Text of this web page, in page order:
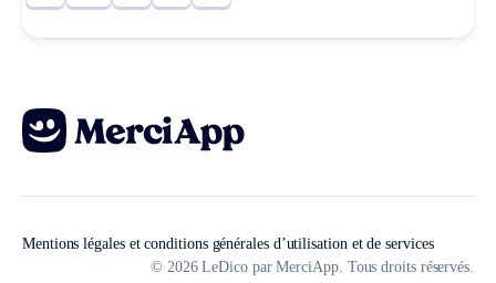
Mentions légales et conditions générales d’utilisation et de services
© 2026 LeDico par MerciApp. Tous droits réservés.